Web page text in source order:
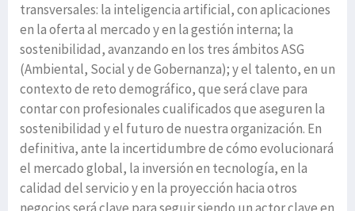
transversales: la inteligencia artificial, con aplicaciones
en la oferta al mercado y en la gestión interna; la
sostenibilidad, avanzando en los tres ámbitos ASG
(Ambiental, Social y de Gobernanza); y el talento, en un
contexto de reto demográfico, que será clave para
contar con profesionales cualificados que aseguren la
sostenibilidad y el futuro de nuestra organización. En
definitiva, ante la incertidumbre de cómo evolucionará
el mercado global, la inversión en tecnología, en la
calidad del servicio y en la proyección hacia otros